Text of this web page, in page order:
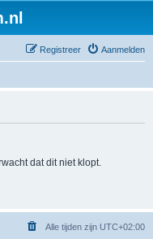
Aanmelden
Registreer
dat dit niet klopt.
Alle tijden zijn UTC+02:00